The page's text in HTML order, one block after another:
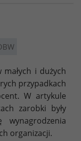
i dużych
przypadkach
W artykule
zarobki były
organizacji.